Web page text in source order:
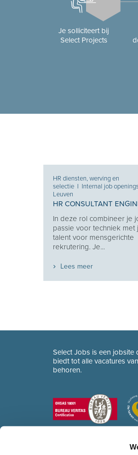
Je solliciteert bij
Select Projects
HR diensten, werving en
selectie I Internal job
Leuven
HR CONSULTANT
In deze rol combineer je
passie voor techniek met
talent voor mensgerichte
rekrutering. Je...
Lees meer
Select Jobs is een
biedt tot alle vacatures
behoren.